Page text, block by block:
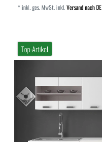
*inkl. ges. MwSt.inkl.Versand nach DE
Top-Artikel